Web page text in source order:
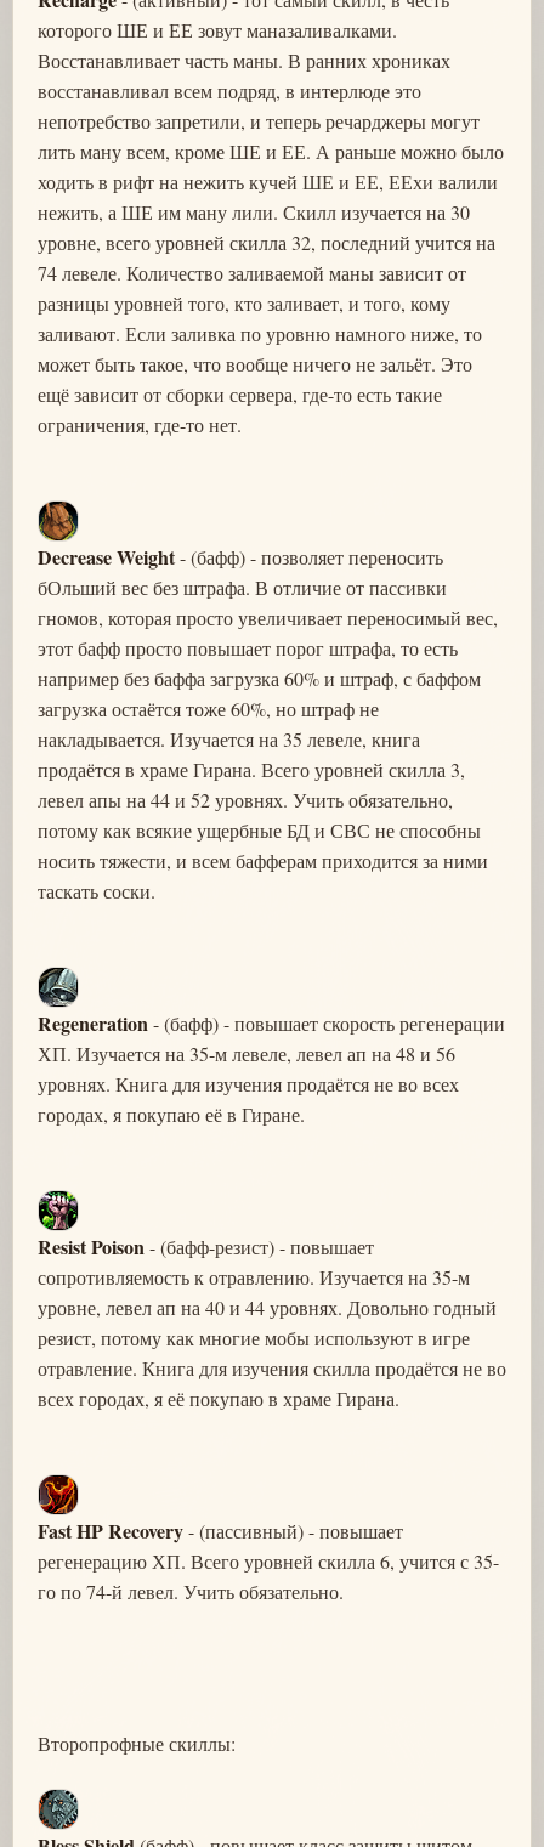
которого ШЕ и ЕЕ зовут маназаливалками.
Восстанавливает часть маны. В ранних хрониках
восстанавливал всем подряд, в интерлюде это
непотребство запретили, и теперь речарджеры могут
лить ману всем, кроме ШЕ и ЕЕ. А раньше можно было
ходить в рифт на нежить кучей ШЕ и ЕЕ, ЕЕхи валили
нежить, а ШЕ им ману лили. Скилл изучается на 30
уровне, всего уровней скилла 32, последний учится на
74 левеле. Количество заливаемой маны зависит от
разницы уровней того, кто заливает, и того, кому
заливают. Если заливка по уровню намного ниже, то
может быть такое, что вообще ничего не зальёт. Это
ещё зависит от сборки сервера, где-то есть такие
ограничения, где-то нет.
Decrease Weight- (бафф) - позволяет переносить
бОльший вес без штрафа. В отличие от пассивки
гномов, которая просто увеличивает переносимый вес,
этот бафф просто повышает порог штрафа, то есть
например без баффа загрузка 60% и штраф, с баффом
загрузка остаётся тоже 60%, но штраф не
накладывается. Изучается на 35 левеле, книга
продаётся в храме Гирана. Всего уровней скилла 3,
левел апы на 44 и 52 уровнях. Учить обязательно,
потому как всякие ущербные БД и СВС не способны
носить тяжести, и всем бафферам приходится за ними
таскать соски.
Regeneration - (бафф) - повышает скорость регенерации
ХП. Изучается на 35-м левеле, левел ап на 48 и 56
уровнях. Книга для изучения продаётся не во всех
городах, я покупаю её в Гиране.
Resist Poison - (бафф-резист) - повышает
сопротивляемость к отравлению. Изучается на 35-м
уровне, левел ап на 40 и 44 уровнях. Довольно годный
резист, потому как многие мобы используют в игре
отравление. Книга для изучения скилла продаётся не во
всех городах, я её покупаю в храме Гирана.
Fast HP Recovery- (пассивный) - повышает
регенерацию ХП. Всего уровней скилла 6, учится с 35-
го по 74-й левел. Учить обязательно.
Второпрофные скиллы: